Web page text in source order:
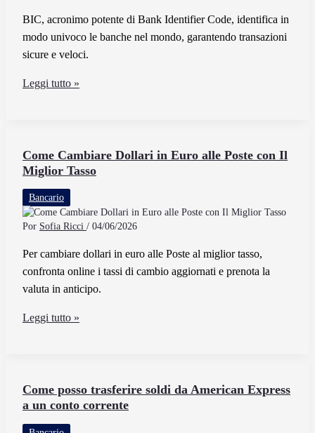
BIC, acronimo potente di Bank Identifier Code, identifica in
modo univoco le banche nel mondo, garantendo transazioni
sicure e veloci.
Cosa
«Bic»
e
Come
Viene
Utilizzato
Leggi tutto »
Come Cambiare Dollari in Euro alle Poste con Il
Miglior Tasso
Bancario
Por Sofia Ricci / 04/06/2026
Per cambiare dollari in euro alle Poste al miglior tasso,
confronta online i tassi di cambio aggiornati e prenota la
valuta in anticipo.
Come
Euro
alle
Poste
Leggi tutto »
Come posso trasferire soldi da American Express
a un conto corrente